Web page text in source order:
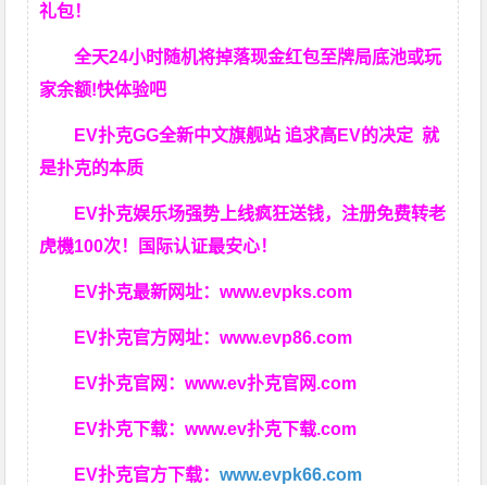
礼包！
全天24小时随机将掉落现金红包至牌局底池或玩
家余额!快体验吧
EV扑克GG全新中文旗舰站 追求高EV的决定就
是扑克的本质
EV扑克娱乐场强势上线疯狂送钱，注册免费转老
虎機100次！国际认证最安心！
EV扑克最新网址：www.evpks.com
EV扑克官方网址：www.evp86.com
EV扑克官网：www.ev扑克官网.com
EV扑克下载：www.ev扑克下载.com
EV扑克官方下载：www.evpk66.com